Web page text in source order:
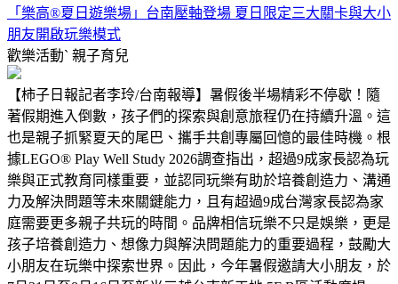
「樂高®夏日遊樂場」台南壓軸登場 夏日限定三大關卡與大小
朋友開啟玩樂模式
歡樂活動ˋ 親子育兒
【柿子日報記者李玲/台南報導】暑假後半場精彩不停歇！隨
著假期進入倒數，孩子們的探索與創意旅程仍在持續升溫。這
也是親子抓緊夏天的尾巴、攜手共創專屬回憶的最佳時機。根
據LEGO® Play Well Study 2026調查指出，超過9成家長認為玩
樂與正式教育同樣重要，並認同玩樂有助於培養創造力、溝通
力及解決問題等未來關鍵能力，且有超過9成台灣家長認為家
庭需要更多親子共玩的時間。品牌相信玩樂不只是娛樂，更是
孩子培養創造力、想像力與解決問題能力的重要過程，鼓勵大
小朋友在玩樂中探索世界。因此，今年暑假邀請大小朋友，於